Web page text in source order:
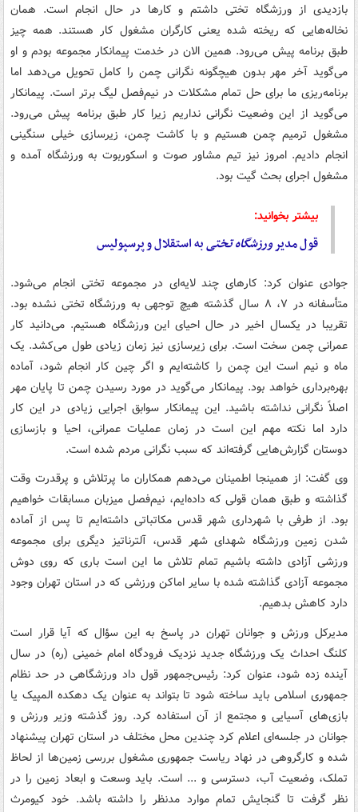
بازدیدی از ورزشگاه تختی داشتم و کارها در حال انجام است. همان
نخاله‌هایی که ریخته شده یعنی کارگران مشغول کار هستند. همه چیز
طبق برنامه پیش می‌رود. همین الان در خدمت پیمانکار مجموعه بودم و او
می‌گوید آخر مهر بدون هیچگونه نگرانی چمن را کامل تحویل می‌دهد اما
برنامه‌ریزی ما برای حل تمام مشکلات در نیم‌فصل لیگ برتر است. پیمانکار
می‌گوید از این وضعیت نگرانی نداریم زیرا کار طبق برنامه پیش می‌رود.
مشغول ترمیم چمن هستیم و با کاشت چمن، زیرسازی خیلی سنگینی
انجام دادیم. امروز نیز تیم مشاور صوت و اسکوربوت به ورزشگاه آمده و
مشغول اجرای بحث گیت بود.
بیشتر بخوانید:
قول مدیرورزشگاهتختیبه استقلال و پرسپولیس
جوادی عنوان کرد: کارهای چند لایه‌ای در مجموعه تختی انجام می‌شود.
متأسفانه در ۷، ۸ سال گذشته هیچ توجهی به ورزشگاه تختی نشده بود.
تقریبا در یکسال اخیر در حال احیای این ورزشگاه هستیم. می‌دانید کار
عمرانی چمن سخت است. برای زیرسازی نیز زمان زیادی طول می‌کشد. یک
ماه و نیم است این چمن را کاشته‌ایم و اگر چین کار انجام شود، آماده
بهره‌برداری خواهد بود. پیمانکار می‌گوید در مورد رسیدن چمن تا پایان مهر
اصلاً نگرانی نداشته باشید. این پیمانکار سوابق اجرایی زیادی در این کار
دارد اما نکته مهم این است در زمان عملیات عمرانی،‌ احیا و بازسازی
دوستان گزارش‌هایی گرفته‌اند که سبب نگرانی مردم شده است.
وی گفت: از همینجا اطمینان می‌دهم همکاران ما پرتلاش و پرقدرت وقت
گذاشته و طبق همان قولی که داده‌ایم، نیم‌فصل میزبان مسابقات خواهیم
بود. از طرفی با شهرداری شهر قدس مکاتباتی داشته‌ایم تا پس از آماده
شدن زمین ورزشگاه شهدای شهر قدس، آلترناتیز دیگری برای مجموعه
ورزشی آزادی داشته باشیم تمام تلاش ما این است باری که روی دوش
مجموعه آزادی گذاشته شده با سایر اماکن ورزشی که در استان تهران وجود
دارد کاهش بدهیم.
مدیرکل ورزش و جوانان تهران در پاسخ به این سؤال که آیا قرار است
کلنگ احداث یک ورزشگاه جدید نزدیک فرودگاه امام خمینی (ره) در سال
آینده زده شود، عنوان کرد: رئیس‌جمهور قول داد ورزشگاهی در حد نظام
جمهوری اسلامی باید ساخته شود تا بتواند به عنوان یک دهکده المپیک یا
بازی‌های آسیایی و مجتمع از آن استفاده کرد. روز گذشته وزیر ورزش و
جوانان در جلسه‌ای اعلام کرد چندین محل مختلف در استان تهران پیشنهاد
شده و کارگروهی در نهاد ریاست جمهوری مشغول بررسی زمین‌ها از لحاظ
تملک، وضعیت آب، دسترسی و ... است. باید وسعت و ابعاد زمین را در
نظر گرفت تا گنجایش تمام موارد مدنظر را داشته باشد. خود کیومرث